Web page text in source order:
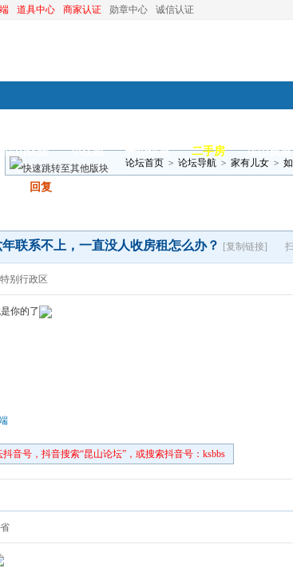
道具中心 商家认证 勋章中心 诚信认证
昆山优选 小红娘 分类信息 二手房 昆山视窗
论坛首页 > 论坛导航 > 家有儿女 >
回复
联系不上，一直没人收房租怎么办？ [复制链接]
别行政区
你的了
音号，抖音搜索“昆山论坛”，或搜索抖音号：ksbbs